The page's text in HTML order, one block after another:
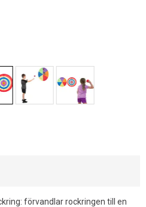
förvandlar rockringen till en